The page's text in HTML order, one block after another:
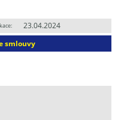
23.04.2024
smlouvy